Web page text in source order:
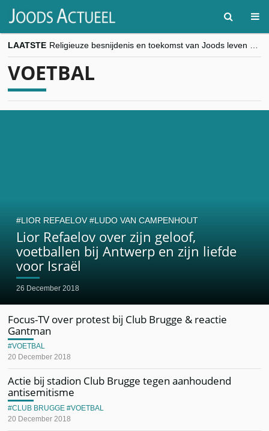
LAATSTE
“Besnijdenisdebat toont hoe moeilijk seculiere Westen minderheden begrijpt”, Jinnih Beels (Vooruit)
VOETBAL
Lior Refaelov over zijn geloof,
voetballen bij Antwerp en zijn liefde
voor Israël
26 December 2018
LIOR REFAELOV LUDO VAN CAMPENHOUT
Focus-TV over protest bij Club Brugge & reactie
Gantman
20 December 2018
VOETBAL
Actie bij stadion Club Brugge tegen aanhoudend
antisemitisme
20 December 2018
CLUB BRUGGE VOETBAL